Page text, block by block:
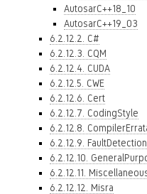
AutosarC++18_10
AutosarC++19_03
6.2.12.2. C#
6.2.12.3. CQM
6.2.12.4. CUDA
6.2.12.5. CWE
6.2.12.6. Cert
6.2.12.7. CodingStyle
6.2.12.8.
6.2.12.9. FaultDetection
6.2.12.10.
6.2.12.11.
6.2.12.12. Misra